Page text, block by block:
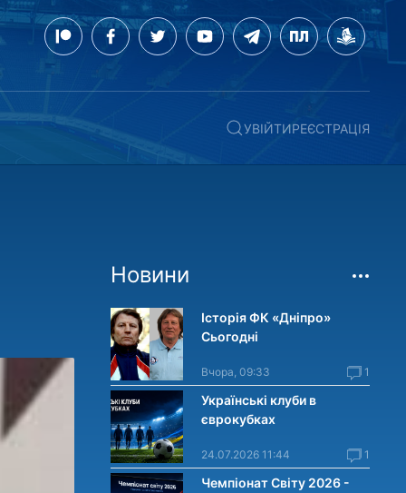
УВІЙТИРЕЄСТРАЦІЯ
Новини
Історія ФК «Дніпро»
Сьогодні
Вчора, 09:33 1
Українські клуби в
єврокубках
24.07.2026 11:44 1
Чемпіонат Світу 2026 -